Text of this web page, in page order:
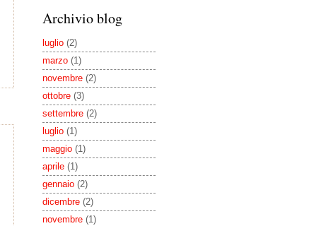
Archivio blog
luglio (2)
marzo (1)
novembre (2)
ottobre (3)
settembre (2)
luglio (1)
maggio (1)
aprile (1)
gennaio (2)
dicembre (2)
novembre (1)